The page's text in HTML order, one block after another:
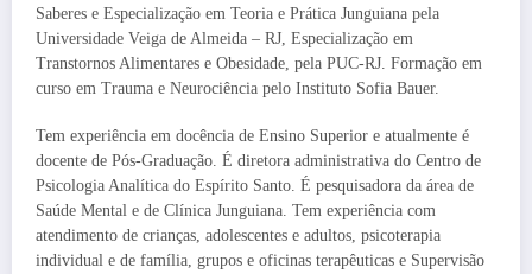
Saberes e Especialização em Teoria e Prática Junguiana pela
Universidade Veiga de Almeida – RJ, Especialização em
Transtornos Alimentares e Obesidade, pela PUC-RJ. Formação em
curso em Trauma e Neurociência pelo Instituto Sofia Bauer.
Tem experiência em docência de Ensino Superior e atualmente é
docente de Pós-Graduação. É diretora administrativa do Centro de
Psicologia Analítica do Espírito Santo. É pesquisadora da área de
Saúde Mental e de Clínica Junguiana. Tem experiência com
atendimento de crianças, adolescentes e adultos, psicoterapia
individual e de família, grupos e oficinas terapêuticas e Supervisão